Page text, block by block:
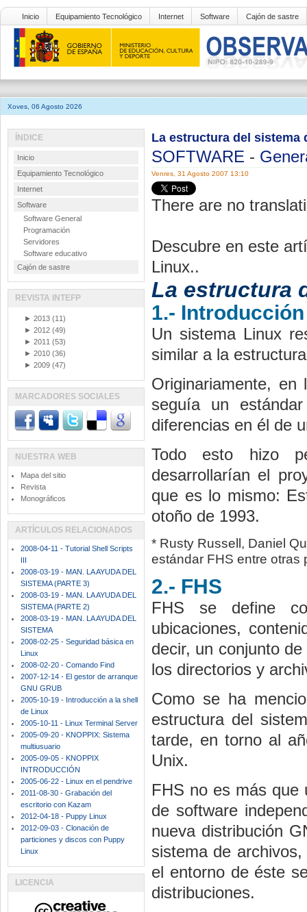
Inicio Equipamiento Tecnológico Internet Software Cajón de sastre
Xoves, 06 Agosto 2026
La estructura del sistema
SOFTWARE -
Venres, 31 Agosto 2007 13:10
There are no
Descubre en este
Linux..
La estructura
1.-
Un sistema Linux
similar a la
Originariamente,
seguía un
diferencias en él de
Todo esto hizo
desarrollarían el
que es lo mismo:
otoño de 1993.
* Rusty Russell, Daniel
estándar FHS entre otras
2.- FHS
FHS se define
ubicaciones,
decir, un conjunto
los directorios y
Como se ha
estructura del
tarde, en torno al
Unix.
FHS no es más que
de software
nueva distribución
sistema de
el entorno de éste
distribuciones.
ÍNDICE
Inicio
Equipamiento Tecnológico
Internet
Software
Software General
Programación
Servidores
Software educativo
Cajón de sastre
REVISTA INTEFP
► 2013 (11)
► 2012 (49)
► 2011 (53)
► 2010 (36)
► 2009 (47)
MARCADORES SOCIALES
NUESTRA WEB
Mapa del sitio
Revista
Monográficos
ARTÍCULOS RELACIONADOS
2008-04-11 - Tutorial Shell Scripts
III
2008-03-19 - MAN. LA AYUDA DEL
SISTEMA (PARTE 3)
2008-03-19 - MAN. LA AYUDA DEL
SISTEMA (PARTE 2)
2008-03-19 - MAN. LA AYUDA DEL
SISTEMA
2008-02-25 - Seguridad básica en
Linux
2008-02-20 - Comando Find
2007-12-14 - El gestor de arranque
GNU GRUB
2005-10-19 - Introducción a la shell
de Linux
2005-10-11 - Linux Terminal Server
2005-09-20 - KNOPPIX: Sistema
multiusuario
2005-09-05 - KNOPPIX
INTRODUCCIÓN
2005-06-22 - Linux en el pendrive
2011-08-30 - Grabación del
escritorio con Kazam
2012-04-18 - Puppy Linux
2012-09-03 - Clonación de
particiones y discos con Puppy
Linux
LICENCIA